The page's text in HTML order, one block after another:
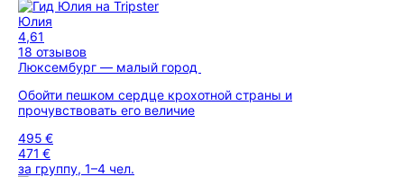
Юлия
4,61
18 отзывов
Люксембург — малый город
Обойти пешком сердце крохотной страны и
прочувствовать его величие
495 €
471 €
за группу, 1–4 чел.